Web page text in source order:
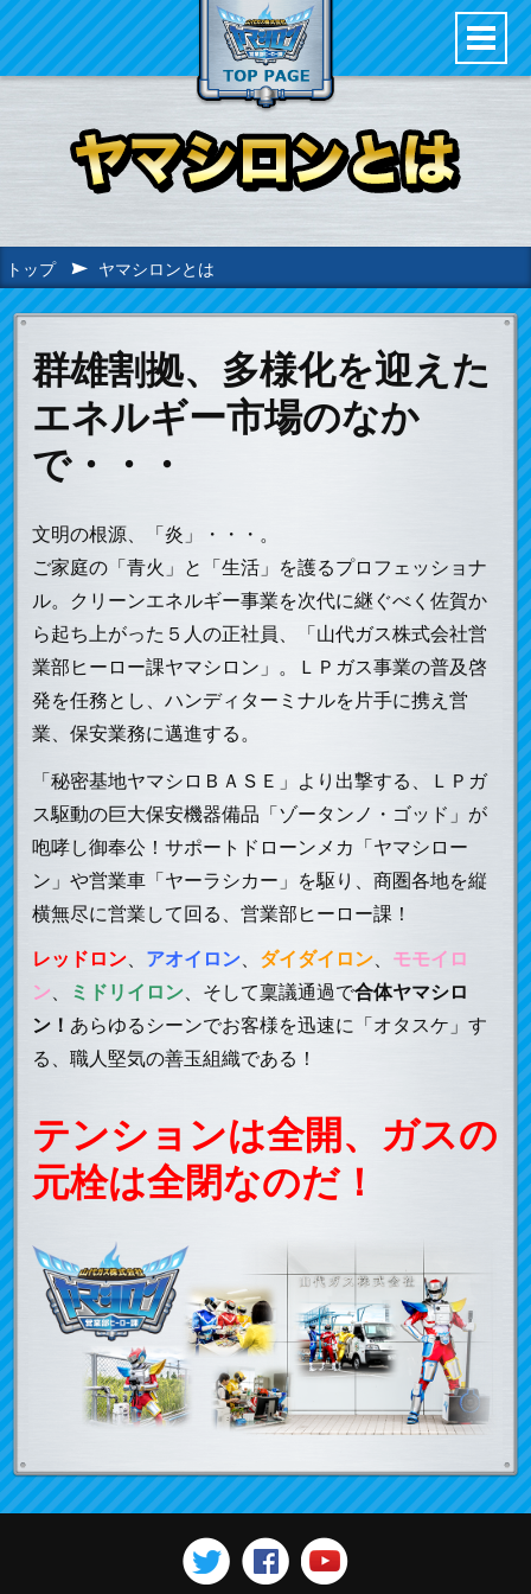
トップ ヤマシロンとは
群雄割拠、多様化を迎えた
エネルギー市場のなか
で・・・
文明の根源、「炎」・・・。
ご家庭の「青火」と「生活」を護るプロフェッショナ
ル。クリーンエネルギー事業を次代に継ぐべく佐賀か
ら起ち上がった５人の正社員、「山代ガス株式会社営
業部ヒーロー課ヤマシロン」。ＬＰガス事業の普及啓
発を任務とし、ハンディターミナルを片手に携え営
業、保安業務に邁進する。
「秘密基地ヤマシロＢＡＳＥ」より出撃する、ＬＰガ
ス駆動の巨大保安機器備品「ゾータンノ・ゴッド」が
咆哮し御奉公！サポートドローンメカ「ヤマシロー
ン」や営業車「ヤーラシカー」を駆り、商圏各地を縦
横無尽に営業して回る、営業部ヒーロー課！
レッドロン アオイロン ダイダイロン
モモイロ
ン
ミドリイロン 、そして稟議通過で合体ヤマシロ
ン！ あらゆるシーンでお客様を迅速に「オタスケ」す
る、職人堅気の善玉組織である！
テンションは全開、ガスの
元栓は全閉なのだ！